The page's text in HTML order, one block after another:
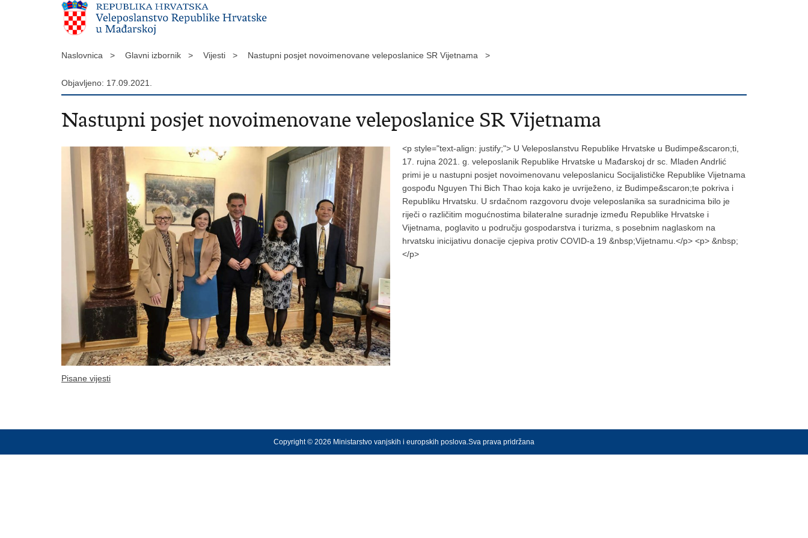
Naslovnica > Glavni izbornik > Vijesti > Nastupni posjet novoimenovane veleposlanice SR Vijetnama >
Objavljeno: 17.09.2021.
Nastupni posjet novoimenovane veleposlanice SR Vijetnama
<p style="text-align: justify;"> U Veleposlanstvu Republike Hrvatske u Budimpe&scaron;ti,
17. rujna 2021. g. veleposlanik Republike Hrvatske u Mađarskoj dr sc. Mladen Andrlić
primi je u nastupni posjet novoimenovanu veleposlanicu Socijalističke Republike Vijetnama
gospođu Nguyen Thi Bich Thao koja kako je uvriježeno, iz Budimpe&scaron;te pokriva i
Republiku Hrvatsku. U srdačnom razgovoru dvoje veleposlanika sa suradnicima bilo je
riječi o različitim mogućnostima bilateralne suradnje između Republike Hrvatske i
Vijetnama, poglavito u području gospodarstva i turizma, s posebnim naglaskom na
hrvatsku inicijativu donacije cjepiva protiv COVID-a 19 &nbsp;Vijetnamu.</p> <p> &nbsp;
</p>
Pisane vijesti
Copyright © 2026 Ministarstvo vanjskih i europskih poslova.Sva prava pridržana